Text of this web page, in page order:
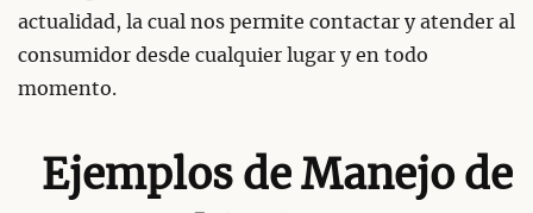
actualidad, la cual nos permite contactar y atender al
consumidor desde cualquier lugar y en todo
momento.
Ejemplos de Manejo de